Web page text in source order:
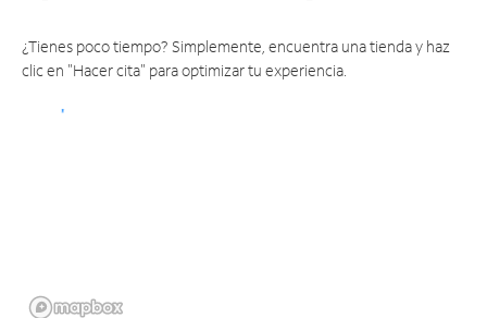
¿Tienes poco tiempo? Simplemente, encuentra una tienda y haz
clic en "Hacer cita" para optimizar tu experiencia.